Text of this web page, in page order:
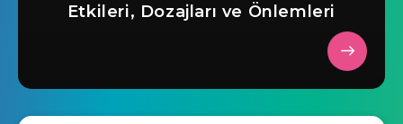
Etkileri, Dozajları ve Önlemleri